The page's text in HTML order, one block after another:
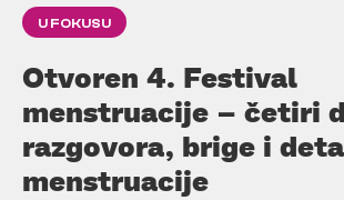
U FOKUSU
Otvoren 4. Festival
menstruacije – četiri
razgovora, brige i
menstruacije